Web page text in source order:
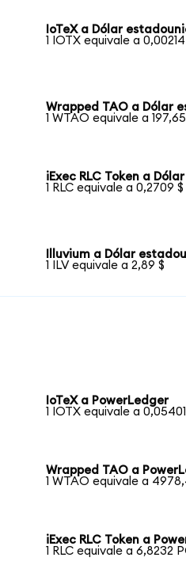
IoTeX a Dólar
1 IOTX equivale a
Wrapped TAO a Dólar
1 WTAO equivale a
iExec RLC Token a
1 RLC equivale a 0,2709 $
Illuvium a Dólar
1 ILV equivale a 2,89 $
IoTeX a PowerLedger
1 IOTX equivale a
Wrapped TAO a
1 WTAO equivale a
iExec RLC Token a
1 RLC equivale a 6,8232